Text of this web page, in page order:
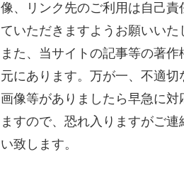
像、リンク先のご利用は自己責
ていただきますようお願いいた
また、当サイトの記事等の著作
元にあります。万が一、不適切
画像等がありましたら早急に対
ますので、恐れ入りますがご連
い致します。